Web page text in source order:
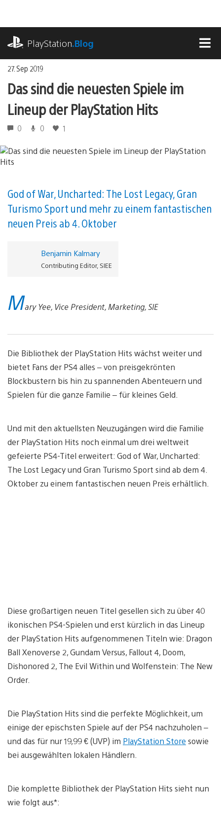
springen
PlayStation.Blog
27. Sep 2019
Das sind die neuesten Spiele im
Lineup der PlayStation Hits
0 0 1
God of War, Uncharted: The Lost Legacy, Gran
Turismo Sport und mehr zu einem fantastischen
neuen Preis ab 4. Oktober
Benjamin Kalmary
Contributing Editor, SIEE
Mary Yee, Vice President, Marketing, SIE
Die Bibliothek der PlayStation Hits wächst weiter und
bietet Fans der PS4 alles – von preisgekrönten
Blockbustern bis hin zu spannenden Abenteuern und
Spielen für die ganze Familie – für kleines Geld.
Und mit den aktuellsten Neuzugängen wird die Familie
der PlayStation Hits noch einmal um drei weltweit
gefeierte PS4-Titel erweitert: God of War, Uncharted:
The Lost Legacy und Gran Turismo Sport sind ab dem 4.
Oktober zu einem fantastischen neuen Preis erhältlich.
Diese großartigen neuen Titel gesellen sich zu über 40
ikonischen PS4-Spielen und erst kürzlich in das Lineup
der PlayStation Hits aufgenommenen Titeln wie: Dragon
Ball Xenoverse 2, Gundam Versus, Fallout 4, Doom,
Dishonored 2, The Evil Within und Wolfenstein: The New
Order.
Die PlayStation Hits sind die perfekte Möglichkeit, um
einige der epischsten Spiele auf der PS4 nachzuholen –
und das für nur 19,99 € (UVP) im PlayStation Store sowie
bei ausgewählten lokalen Händlern.
Die komplette Bibliothek der PlayStation Hits sieht nun
wie folgt aus*: